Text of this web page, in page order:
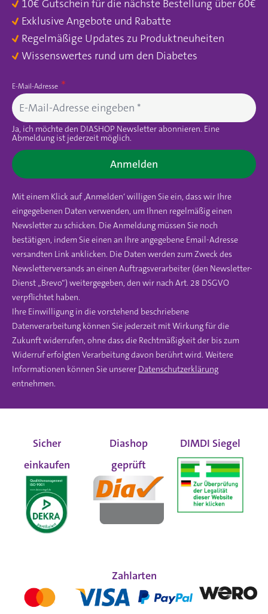
10€ Gutschein für die nächste Bestellung über 60€
Exklusive Angebote und Rabatte
Regelmäßige Updates zu Produktneuheiten
Wissenswertes rund um den Diabetes
E-Mail-Adresse
Ja, ich möchte den DIASHOP Newsletter abonnieren. Eine
Abmeldung ist jederzeit möglich.
Anmelden
Mit einem Klick auf ‚Anmelden‘ willigen Sie ein, dass wir Ihre
eingegebenen Daten verwenden, um Ihnen regelmäßig einen
Newsletter zu schicken. Die Anmeldung müssen Sie noch
bestätigen, indem Sie einen an Ihre angegebene Email-Adresse
versandten Link anklicken. Die Daten werden zum Zweck des
Newsletterversands an einen Auftragsverarbeiter (den Newsletter-
Dienst „Brevo“) weitergegeben, den wir nach Art. 28 DSGVO
verpflichtet haben.
Ihre Einwilligung in die vorstehend beschriebene
Datenverarbeitung können Sie jederzeit mit Wirkung für die
Zukunft widerrufen, ohne dass die Rechtmäßigkeit der bis zum
Widerruf erfolgten Verarbeitung davon berührt wird. Weitere
Informationen können Sie unserer Datenschutzerklärung
entnehmen.
Sicher
einkaufen
Diashop
geprüft
DIMDI Siegel
Zahlarten